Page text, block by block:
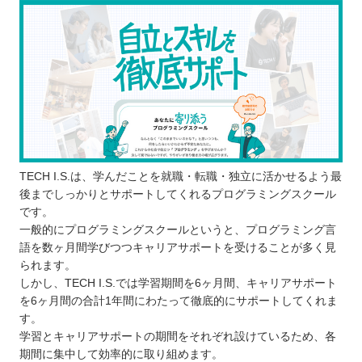
転職・就職のアドバイスをもらえる
プログラミングスクールに通う3つのデメリット
コストはスクールの方がかかる
柔軟にスケジュールを調整できない場合が
ある
思っていた内容を学べない場合がある
どんなプログラミング言語を学ぶのが良いのか
違いはあるか
プログラミングスクールで挫折しないために
【茨城】子ども向けのおすすめプログラミングス
クール4選
Pocket
スタープログラミングスクール
TECH I.S.は、学んだことを就職・転職・独立に活かせるよう最
後までしっかりとサポートしてくれるプログラミングスクール
です。
一般的にプログラミングスクールというと、プログラミング言
語を数ヶ月間学びつつキャリアサポートを受けることが多く見
られます。
しかし、TECH I.S.では学習期間を6ヶ月間、キャリアサポート
を6ヶ月間の合計1年間にわたって徹底的にサポートしてくれま
す。
学習とキャリアサポートの期間をそれぞれ設けているため、各
期間に集中して効率的に取り組めます。